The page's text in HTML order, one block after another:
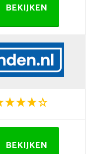
BEKIJKEN
BEKIJKEN